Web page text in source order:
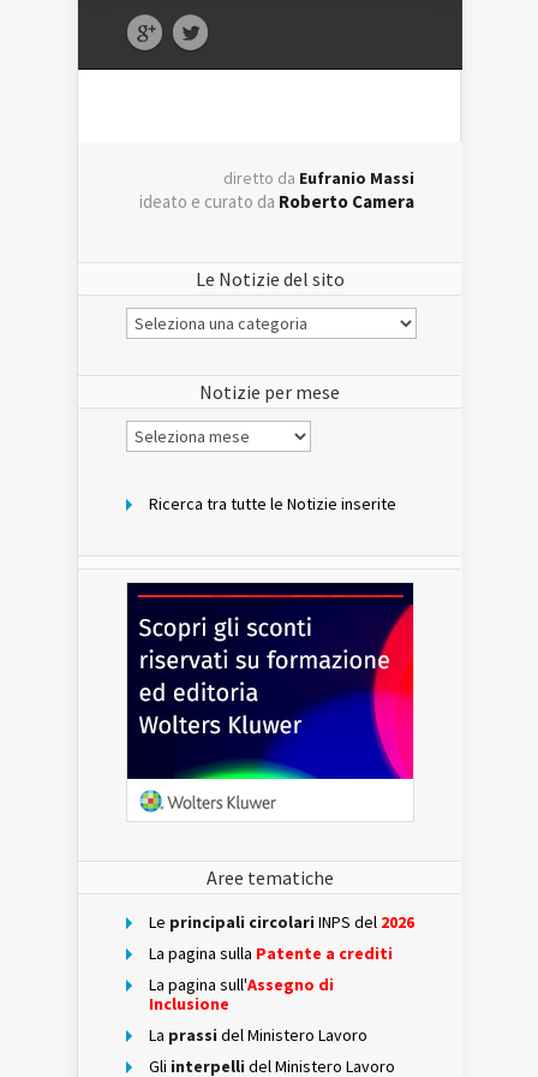
diretto da Eufranio Massi
ideato e curato da Roberto Camera
Le Notizie del sito
Le
Notizie
Notizie per mese
Notizie
per
Ricerca tra tutte le Notizie inserite
Aree tematiche
Le principali circolari INPS del 2026
La pagina sulla Patente a crediti
La pagina sull'Assegno di
Inclusione
La prassi del Ministero Lavoro
Gli interpelli del Ministero Lavoro